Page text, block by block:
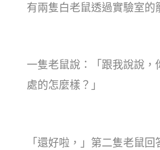
有兩隻白老鼠透過實驗室的
一隻老鼠說：「跟我說說，
處的怎麼樣？」
「還好啦，」第二隻老鼠